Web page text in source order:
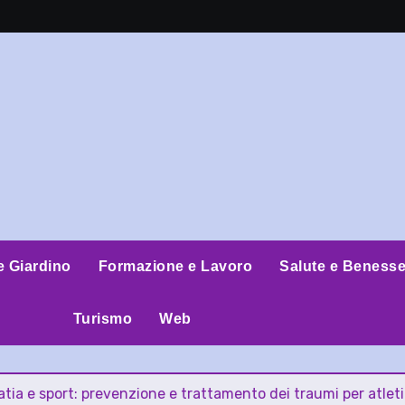
Giardino Formazione e Lavoro Salute e
Turismo Web
prevenzione e trattamento dei traumi per atleti con